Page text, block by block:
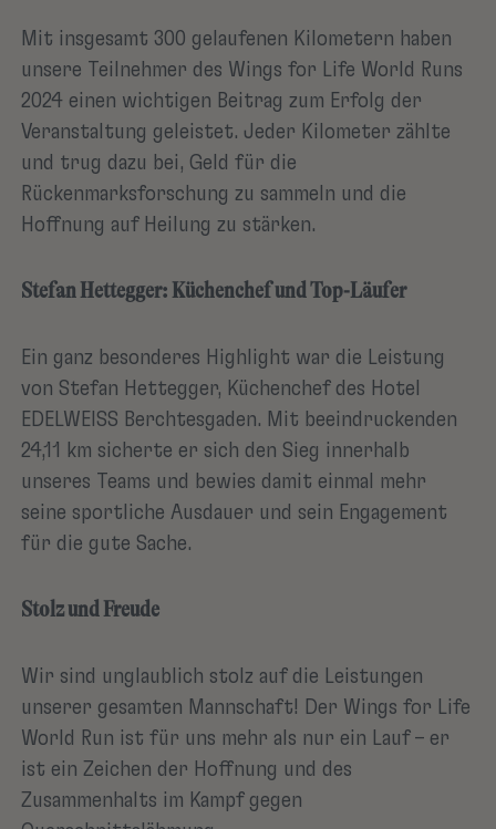
herausragenden Einzelergebnis
von Stefan Hettegger haben wir
einmal mehr gezeigt, dass wir uns
für die Heilung von
Querschnittslähmung einsetzen.
Mit insgesamt 300 gelaufenen Kilometern haben
unsere Teilnehmer des Wings for Life World Runs
2024 einen wichtigen Beitrag zum Erfolg der
Veranstaltung geleistet. Jeder Kilometer zählte
und trug dazu bei, Geld für die
Rückenmarksforschung zu sammeln und die
Hoffnung auf Heilung zu stärken.
Stefan Hettegger: Küchenchef und Top-Läufer
Ein ganz besonderes Highlight war die Leistung
von Stefan Hettegger, Küchenchef des Hotel
EDELWEISS Berchtesgaden. Mit beeindruckenden
24,11 km sicherte er sich den Sieg innerhalb
unseres Teams und bewies damit einmal mehr
seine sportliche Ausdauer und sein Engagement
für die gute Sache.
Stolz und Freude
Wir sind unglaublich stolz auf die Leistungen
unserer gesamten Mannschaft! Der Wings for Life
World Run ist für uns mehr als nur ein Lauf – er
ist ein Zeichen der Hoffnung und des
Zusammenhalts im Kampf gegen